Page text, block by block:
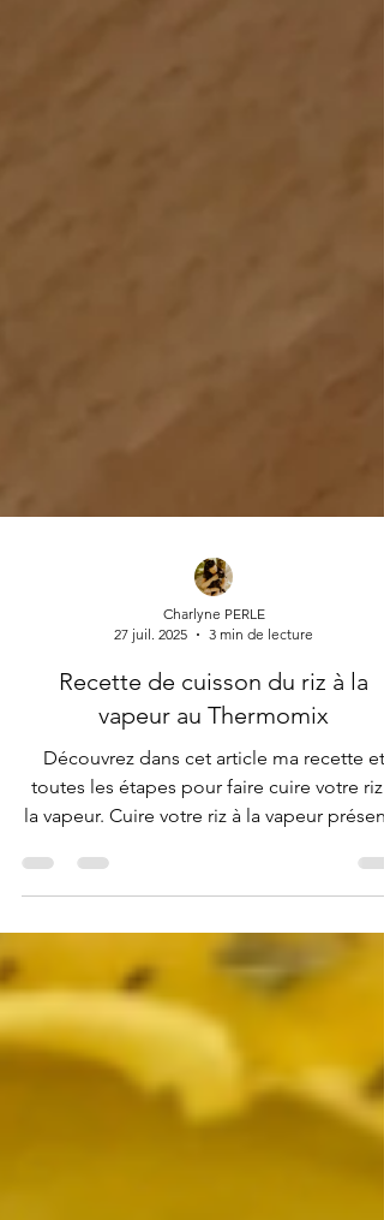
27 juil. 2025
3 min de lecture
Recette de cuisson du riz à la
vapeur au Thermomix
Découvrez dans cet article ma recette et
toutes les étapes pour faire cuire votre riz à
la vapeur. Cuire votre riz à la vapeur
cuisson permet de préserver les
essentiels présents dans le riz, tout en
garantissant une texture légère et aérée.
plus, la cuisson à la vapeur évite l'ajout
excessif de matières grasses, offrant ainsi
plat plus sain. Une approche à la fois s